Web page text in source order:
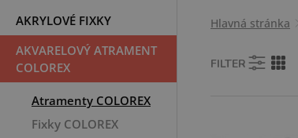
AKRYLOVÉ FIXKY
AKVARELOVÝ ATRAMENT
COLOREX
Atramenty COLOREX
Fixky COLOREX
Hlavná stránka
FILTER